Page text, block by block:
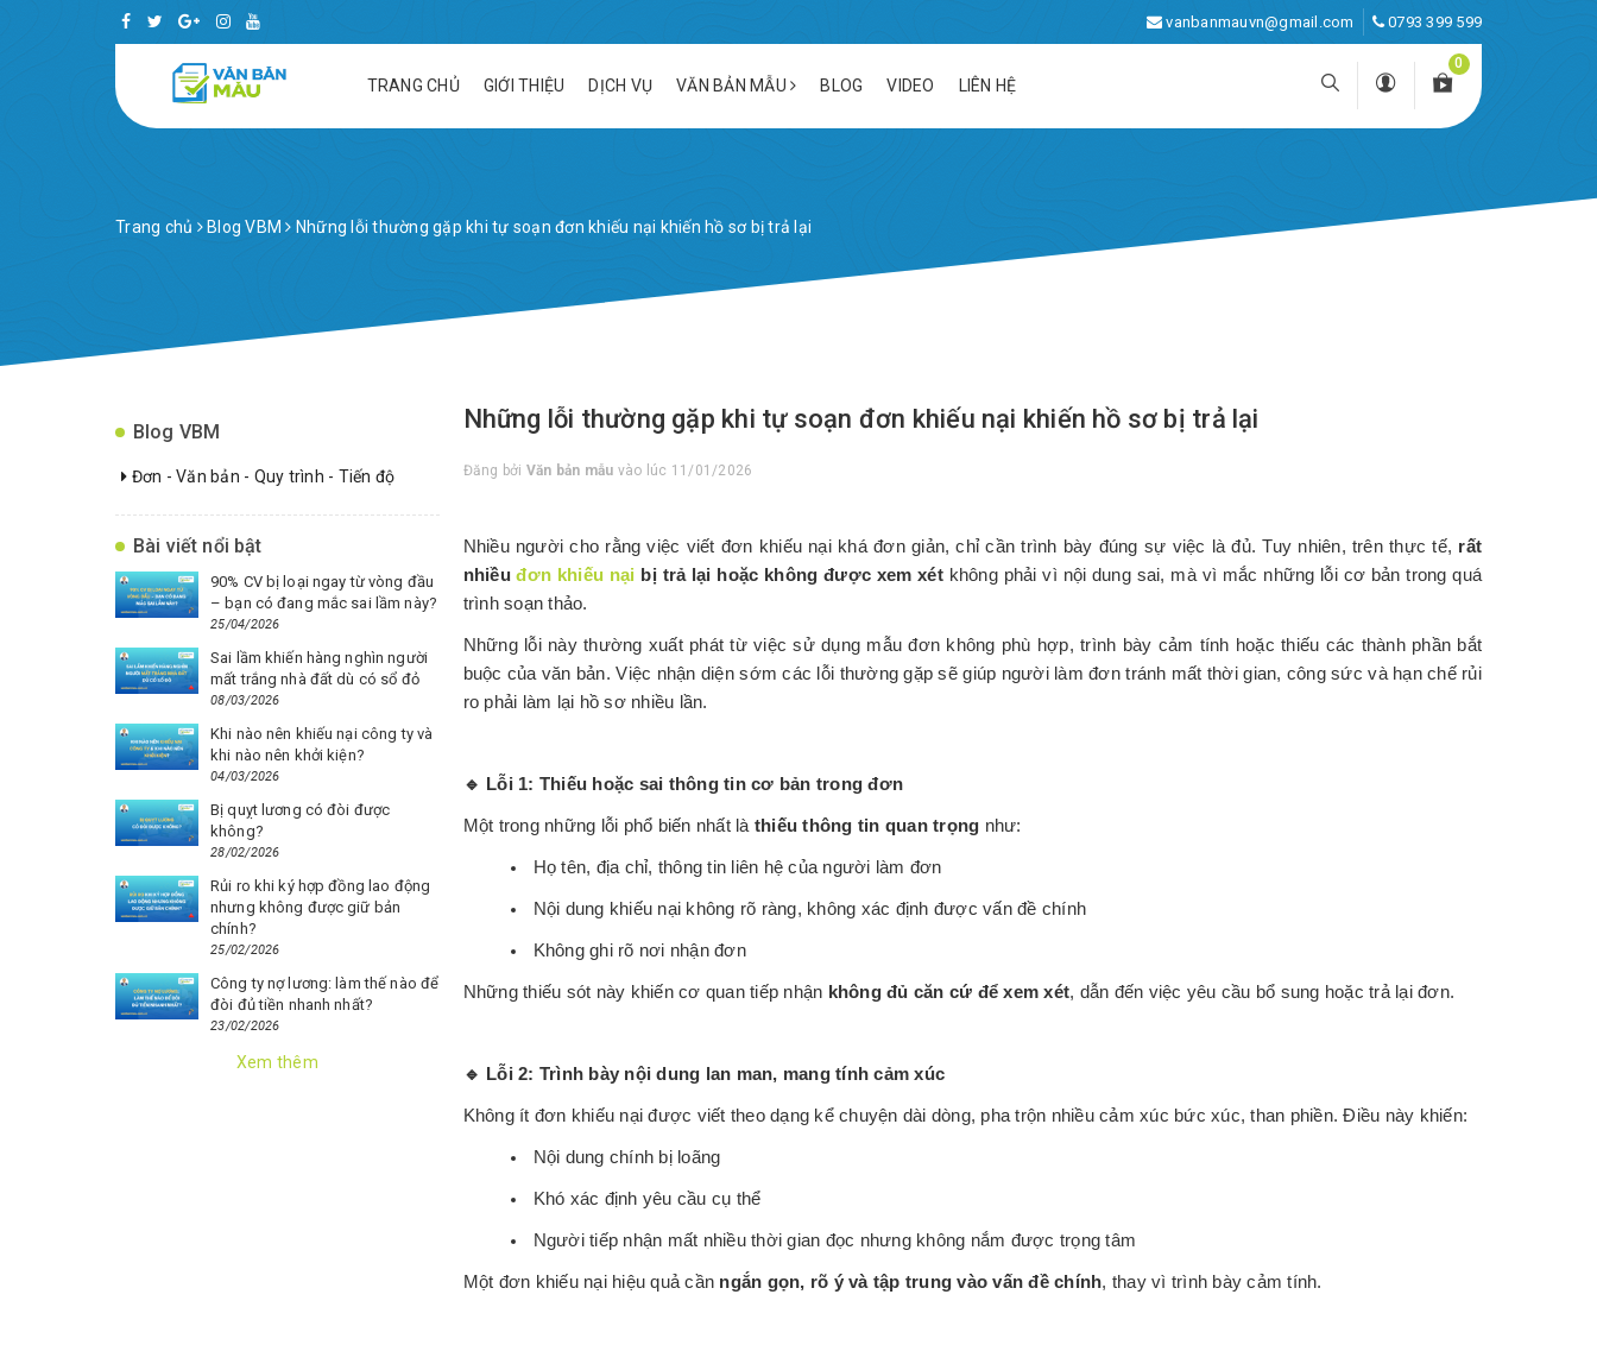
0793 399 599
vanbanmauvn@gmail.com
TRANG CHỦ GIỚI THIỆU DỊCH VỤ VĂN BẢN MẪU BLOG VIDEO LIÊN HỆ
0
Trang chủ Blog VBM Những lỗi thường gặp khi tự soạn đơn khiếu nại khiến hồ sơ bị trả lại
Những lỗi thường gặp khi tự soạn đơn khiếu nại khiến hồ sơ bị trả lại
Đăng bởi Văn bản mẫu vào lúc 11/01/2026
Nhiều người cho rằng việc viết đơn khiếu nại khá đơn giản, chỉ cần trình bày đúng sự việc là đủ. Tuy nhiên, trên thực tế, rất
nhiềuđơn khiếu nại bị trả lại hoặc không được xem xétkhông phải vì nội dung sai, mà vì mắc những lỗi cơ bản trong quá
trình soạn thảo.
Những lỗi này thường xuất phát từ việc sử dụng mẫu đơn không phù hợp, trình bày cảm tính hoặc thiếu các thành phần bắt
buộc của văn bản. Việc nhận diện sớm các lỗi thường gặp sẽ giúp người làm đơn tránh mất thời gian, công sức và hạn chế rủi
ro phải làm lại hồ sơ nhiều lần.
🔹 Lỗi 1: Thiếu hoặc sai thông tin cơ bản trong đơn
Một trong những lỗi phổ biến nhất là thiếu thông tin quan trọng như:
Họ tên, địa chỉ, thông tin liên hệ của người làm đơn
Nội dung khiếu nại không rõ ràng, không xác định được vấn đề chính
Không ghi rõ nơi nhận đơn
Những thiếu sót này khiến cơ quan tiếp nhận không đủ căn cứ để xem xét, dẫn đến việc yêu cầu bổ sung hoặc trả lại đơn.
🔹 Lỗi 2: Trình bày nội dung lan man, mang tính cảm xúc
Không ít đơn khiếu nại được viết theo dạng kể chuyện dài dòng, pha trộn nhiều cảm xúc bức xúc, than phiền. Điều này khiến:
Nội dung chính bị loãng
Khó xác định yêu cầu cụ thể
Người tiếp nhận mất nhiều thời gian đọc nhưng không nắm được trọng tâm
Một đơn khiếu nại hiệu quả cần ngắn gọn, rõ ý và tập trung vào vấn đề chính, thay vì trình bày cảm tính.
Blog VBM
Đơn - Văn bản - Quy trình - Tiến độ
Bài viết nổi bật
90% CV bị loại ngay từ vòng đầu
– bạn có đang mắc sai lầm này?
25/04/2026
Sai lầm khiến hàng nghìn người
mất trắng nhà đất dù có sổ đỏ
08/03/2026
Khi nào nên khiếu nại công ty và
khi nào nên khởi kiện?
04/03/2026
Bị quỵt lương có đòi được
không?
28/02/2026
Rủi ro khi ký hợp đồng lao động
nhưng không được giữ bản
chính?
25/02/2026
Công ty nợ lương: làm thế nào để
đòi đủ tiền nhanh nhất?
23/02/2026
Xem thêm